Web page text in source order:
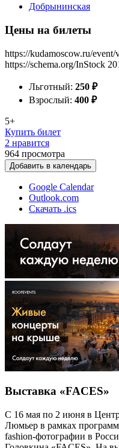
Добрынинская
Цены на билеты
https://kudamoscow.ru/event/
https://schema.org/InStock
Льготный: 250 ₽
Взрослый: 400 ₽
5+
Купить билет
2 нравится
964 просмотра
Добавить в календарь
Google Calendar
Outlook.com
Скачать .ics
Выставка «FACES»
С 16 мая по 2 июня в
Люмьер в рамках
fashion-фотографии в